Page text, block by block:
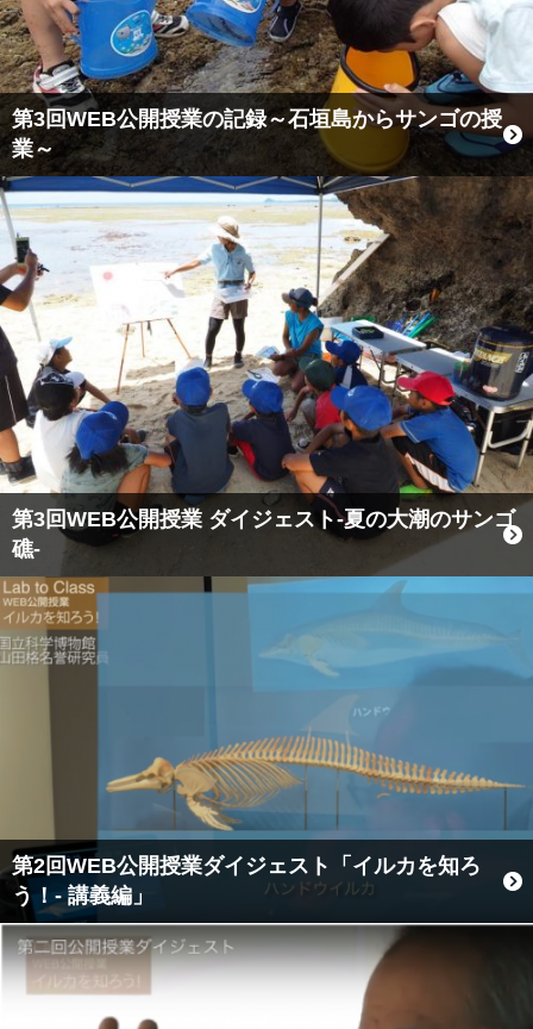
第3回WEB公開授業の記録～石垣島からサンゴの授
業～
第3回WEB公開授業 ダイジェスト-夏の大潮のサンゴ
礁-
第2回WEB公開授業ダイジェスト「イルカを知ろ
う！- 講義編」